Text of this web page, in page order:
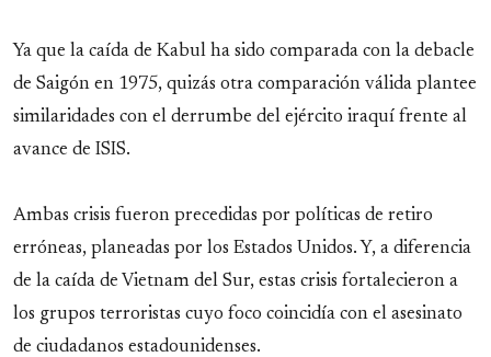
Ya que la caída de Kabul ha sido comparada con la debacle
de Saigón en 1975, quizás otra comparación válida plantee
similaridades con el derrumbe del ejército iraquí frente al
avance de ISIS.
Ambas crisis fueron precedidas por políticas de retiro
erróneas, planeadas por los Estados Unidos. Y, a diferencia
de la caída de Vietnam del Sur, estas crisis fortalecieron a
los grupos terroristas cuyo foco coincidía con el asesinato
de ciudadanos estadounidenses.